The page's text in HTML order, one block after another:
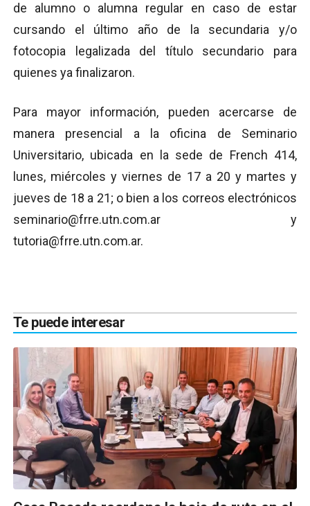
de alumno o alumna regular en caso de estar
cursando el último año de la secundaria y/o
fotocopia legalizada del título secundario para
quienes ya finalizaron.
Para mayor información, pueden acercarse de
manera presencial a la oficina de Seminario
Universitario, ubicada en la sede de French 414,
lunes, miércoles y viernes de 17 a 20 y martes y
jueves de 18 a 21; o bien a los correos electrónicos
seminario@frre.utn.com.ar y
tutoria@frre.utn.com.ar.
Te puede interesar